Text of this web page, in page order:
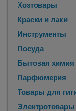
Хозтовары
Краски и лаки
Инструменты
Посуда
Бытовая химия
Парфюмерия
Товары для
Электротовары